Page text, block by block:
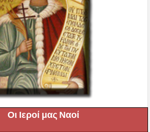
Οι Ιεροί μας Ναοί